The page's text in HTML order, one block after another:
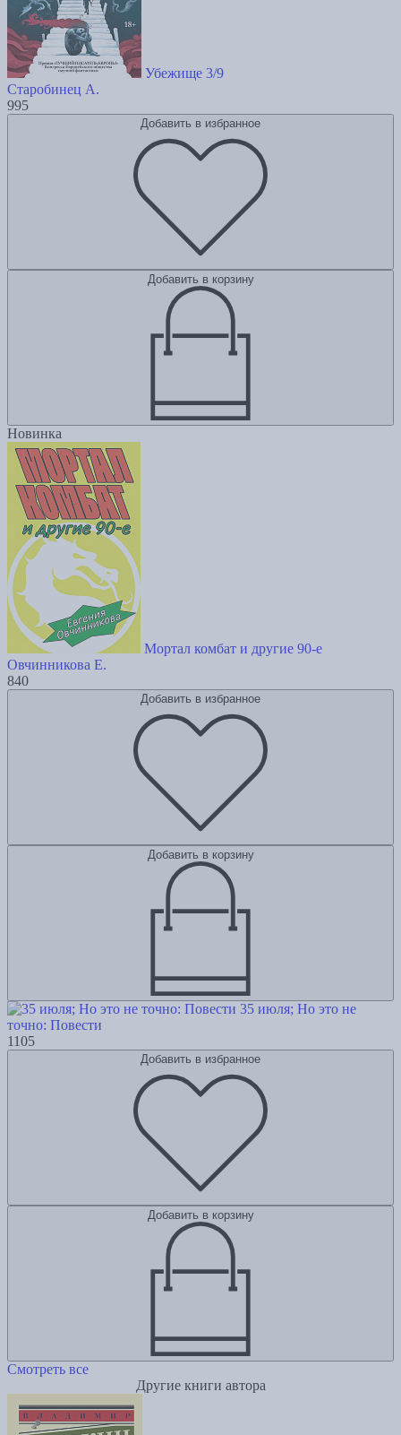
Убежище 3/9
Старобинец А.
995
Добавить в избранное
Добавить в корзину
Новинка
Мортал комбат и другие 90-е
Овчинникова Е.
840
Добавить в избранное
Добавить в корзину
35 июля; Но это не
точно: Повести
1105
Добавить в избранное
Добавить в корзину
Смотреть все
Другие книги автора